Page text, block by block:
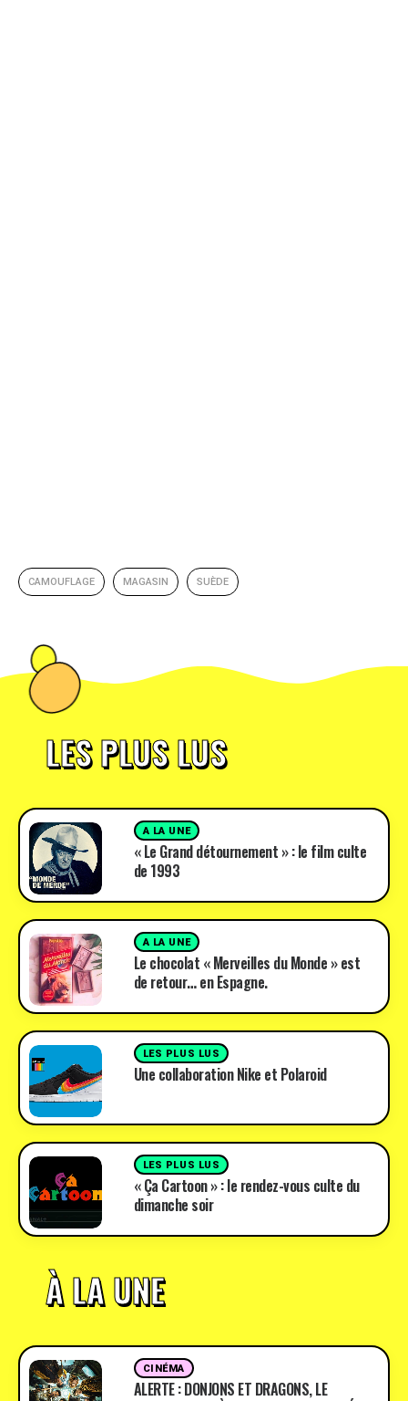
CAMOUFLAGE MAGASIN SUÈDE
LES PLUS LUS
A LA UNE
« Le Grand détournement » : le film culte
de 1993
A LA UNE
Le chocolat « Merveilles du Monde » est
de retour… en Espagne.
LES PLUS LUS
Une collaboration Nike et Polaroid
LES PLUS LUS
« Ça Cartoon » : le rendez-vous culte du
dimanche soir
À LA UNE
CINÉMA
ALERTE : DONJONS ET DRAGONS, LE